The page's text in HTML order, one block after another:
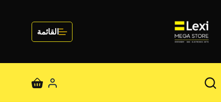
المحتوى
القائمة
عربة